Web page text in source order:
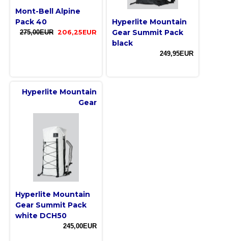
Mont-Bell Alpine
Pack 40
275,00EUR 206,25EUR
Hyperlite Mountain
Gear Summit Pack
black
249,95EUR
Hyperlite Mountain
Gear
Hyperlite Mountain
Gear Summit Pack
white DCH50
245,00EUR